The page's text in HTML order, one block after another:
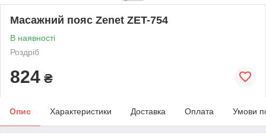
Масажний пояс Zenet ZET-754
В наявності
Роздріб
824 ₴
Опис Характеристики Доставка Оплата Умови